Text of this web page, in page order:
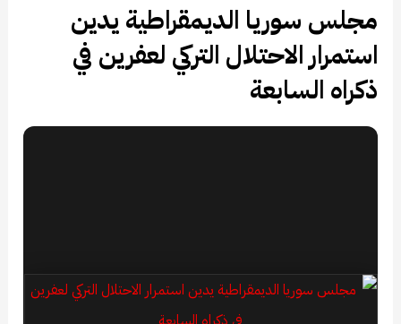
مجلس سوريا الديمقراطية يدين
استمرار الاحتلال التركي لعفرين في
ذكراه السابعة